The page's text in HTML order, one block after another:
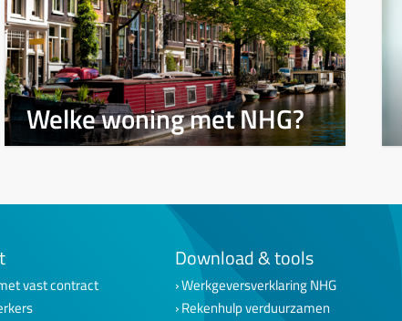
Welke woning met NHG?
vast contract
Download & tools
Werkgeversverklaring NHG
Rekenhulp verduurzamen